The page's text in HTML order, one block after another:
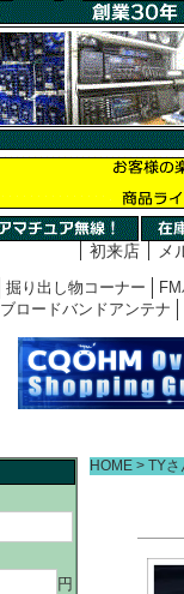
初来店 メ
掘り出し物コーナー
ブロードバンドアンテナ
円
HOME TYさ